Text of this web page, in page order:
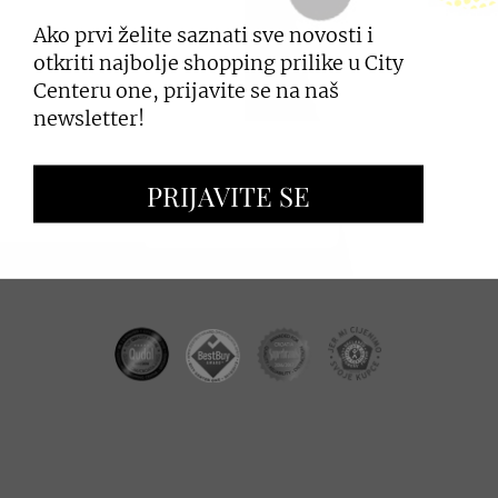
PRIJAVI SE
ZAKUP PROSTORA
OGLAŠAVANJE I PROMOCIJE
Ako prvi želite saznati sve novosti i
otkriti najbolje shopping prilike u City
Centeru one, prijavite se na naš
newsletter!
PRIJAVITE SE